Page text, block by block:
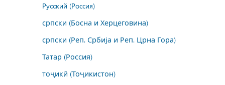
Русский (Россия)
српски (Босна и Херцеговина)
српски (Реп. Србија и Реп. Црна Гора)
Татар (Россия)
тоҷикӣ (Тоҷикистон)